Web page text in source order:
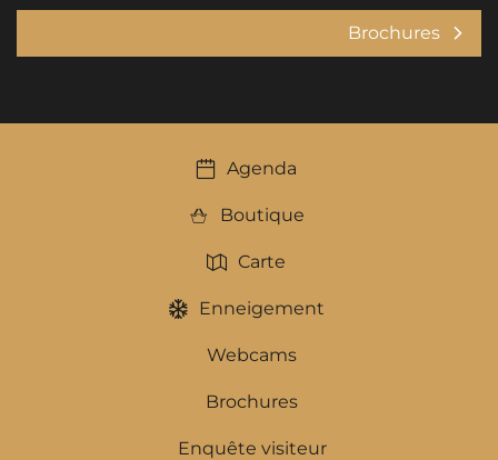
Brochures
Agenda
Boutique
Carte
Enneigement
Webcams
Brochures
Enquête visiteur